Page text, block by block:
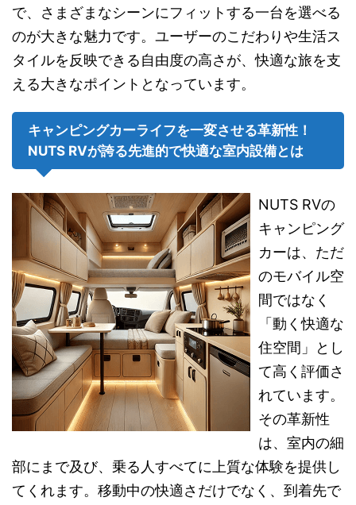
で、さまざまなシーンにフィットする一台を選べる
のが大きな魅力です。ユーザーのこだわりや生活ス
タイルを反映できる自由度の高さが、快適な旅を支
える大きなポイントとなっています。
キャンピングカーライフを一変させる革新性！
NUTS RVが誇る先進的で快適な室内設備とは
NUTS RVの
キャンピング
カーは、ただ
のモバイル空
間ではなく
「動く快適な
住空間」とし
て高く評価さ
れています。
その革新性
は、室内の細
部にまで及び、乗る人すべてに上質な体験を提供し
てくれます。移動中の快適さだけでなく、到着先で